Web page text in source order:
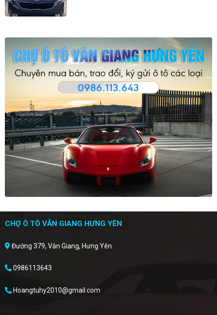
CHỢ Ô TÔ VĂN GIANG HƯNG YÊN
Đường 379, Văn Giang, Hưng Yên
0986113643
Hoangtuhy2010@gmail.com